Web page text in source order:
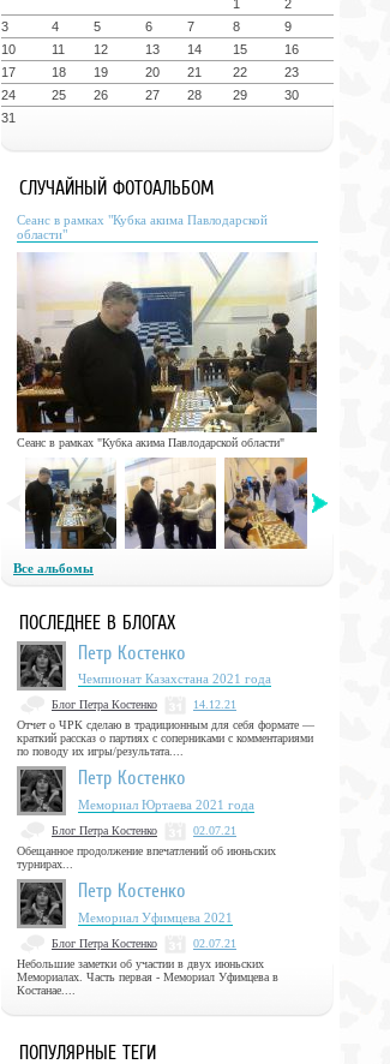
1
2
3
4 5 6 7 8
9
10
11 12 13 14 15
16
17
18 19 20 21 22
23
24
25 26 27 28 29
30
31
СЛУЧАЙНЫЙ ФОТОАЛЬБОМ
Сеанс в рамках "Кубка акима Павлодарской
области"
Сеанс в рамках "Кубка акима Павлодарской области"
Все альбомы
ПОСЛЕДНЕЕ В БЛОГАХ
Петр Костенко
Чемпионат Казахстана 2021 года
Блог Петра Костенко
14.12.21
Отчет о ЧРК сделаю в традиционным для себя формате —
краткий рассказ о партиях с соперниками с комментариями
по поводу их игры/результата....
Петр Костенко
Мемориал Юртаева 2021 года
Блог Петра Костенко
02.07.21
Обещанное продолжение впечатлений об июньских
турнирах...
Петр Костенко
Мемориал Уфимцева 2021
Блог Петра Костенко
02.07.21
Небольшие заметки об участии в двух июньских
Мемориалах. Часть первая - Мемориал Уфимцева в
Костанае....
ПОПУЛЯРНЫЕ ТЕГИ